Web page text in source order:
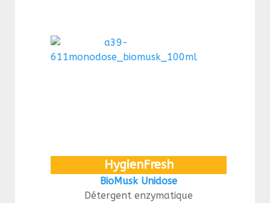
HygienFresh
BioMusk Unidose
Détergent enzymatique